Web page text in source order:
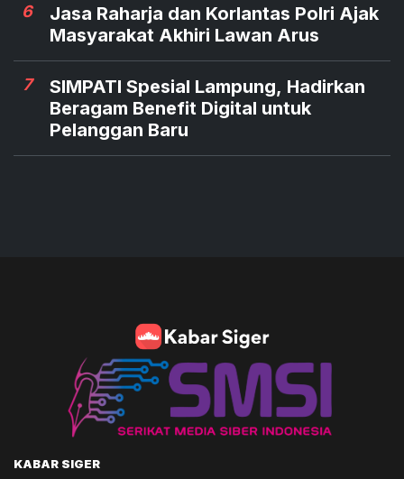
6
Jasa Raharja dan Korlantas Polri Ajak
Masyarakat Akhiri Lawan Arus
7
SIMPATI Spesial Lampung, Hadirkan
Beragam Benefit Digital untuk
Pelanggan Baru
KABAR SIGER